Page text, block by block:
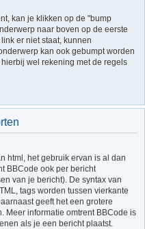
kan je klikken op de "bump
naar boven op de eerste
er niet staat, kunnen
kan ook gebumpt worden
wel rekening met de regels
html, het gebruik ervan is al dan
BBCode ook per bericht
van je bericht). De syntax van
tags worden tussen vierkante
geeft het een grotere
Meer informatie omtrent BBCode is
als je een bericht plaatst.